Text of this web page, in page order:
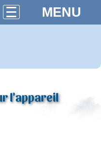
MENU
l'appareil